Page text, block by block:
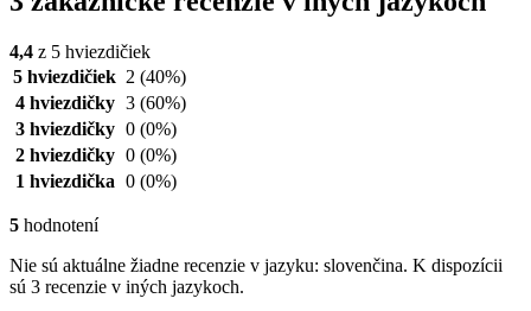
4,4 z 5 hviezdičiek
5 hviezdičiek 2 (40%)
4 hviezdičky 3 (60%)
3 hviezdičky 0 (0%)
2 hviezdičky 0 (0%)
1 hviezdička 0 (0%)
5 hodnotení
Nie sú aktuálne žiadne recenzie v jazyku: slovenčina. K dispozícii
sú 3 recenzie v iných jazykoch.